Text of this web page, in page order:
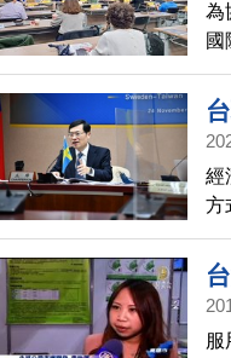
為
國
貿
經
方
也
服